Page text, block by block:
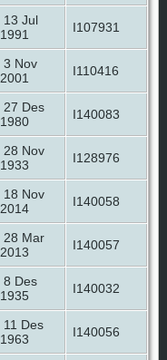
13 Jul
1991
I107931
3 Nov
2001
I110416
27 Des
1980
I140083
28 Nov
1933
I128976
18 Nov
2014
I140058
28 Mar
2013
I140057
8 Des
1935
I140032
11 Des
1963
I140056